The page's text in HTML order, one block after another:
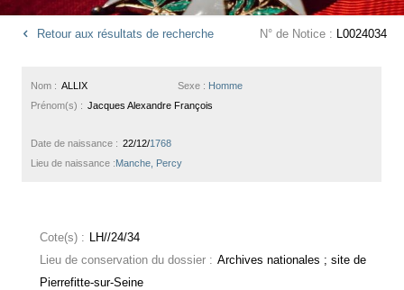
Retour aux résultats de recherche N° de Notice : L0024034
Sexe : Homme
Nom : ALLIX
Prénom(s) : Jacques Alexandre François
Date de naissance : 22/12/1768
Lieu de naissance :Manche, Percy
Cote(s) : LH//24/34
Lieu de conservation du dossier : Archives nationales ; site de
Pierrefitte-sur-Seine